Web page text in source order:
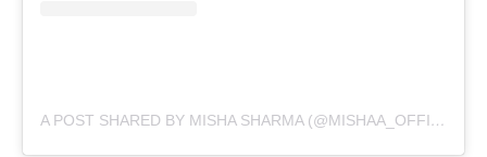
A POST SHARED BY MISHA SHARMA (@MISHAA_OFFICIAL_)